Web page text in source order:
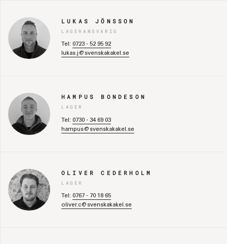
LUKAS JÖNSSON
LAGERANSVARIG
Tel: 0723 - 52 95 92
lukas.j@svenskakakel.se
HAMPUS BONDESON
LAGER
Tel: 0730 - 34 69 03
hampus@svenskakakel.se
OLIVER CEDERHOLM
LAGER
Tel: 0767 - 70 18 65
oliver.c@svenskakakel.se